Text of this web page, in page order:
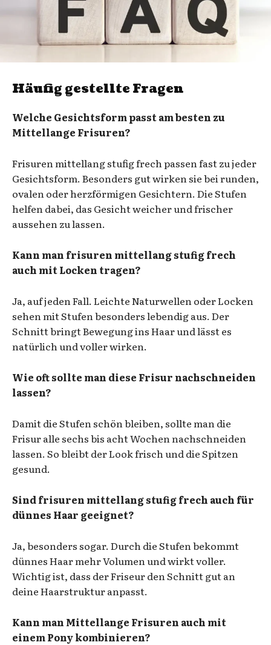
Häufig gestellte Fragen
Welche Gesichtsform passt am besten zu
Mittellange Frisuren?
Frisuren mittellang stufig frech passen fast zu jeder
Gesichtsform. Besonders gut wirken sie bei runden,
ovalen oder herzförmigen Gesichtern. Die Stufen
helfen dabei, das Gesicht weicher und frischer
aussehen zu lassen.
Kann man frisuren mittellang stufig frech
auch mit Locken tragen?
Ja, auf jeden Fall. Leichte Naturwellen oder Locken
sehen mit Stufen besonders lebendig aus. Der
Schnitt bringt Bewegung ins Haar und lässt es
natürlich und voller wirken.
Wie oft sollte man diese Frisur nachschneiden
lassen?
Damit die Stufen schön bleiben, sollte man die
Frisur alle sechs bis acht Wochen nachschneiden
lassen. So bleibt der Look frisch und die Spitzen
gesund.
Sind frisuren mittellang stufig frech auch für
dünnes Haar geeignet?
Ja, besonders sogar. Durch die Stufen bekommt
dünnes Haar mehr Volumen und wirkt voller.
Wichtig ist, dass der Friseur den Schnitt gut an
deine Haarstruktur anpasst.
Kann man Mittellange Frisuren auch mit
einem Pony kombinieren?